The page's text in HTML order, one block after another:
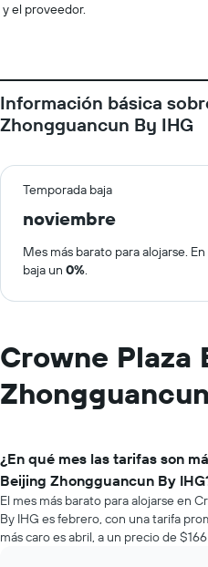
y el proveedor.
Información básica
Zhongguancun By IHG
Temporada baja
noviembre
Mes más barato para alojarse.
baja un 0%.
Crowne Plaza
¿En qué mes las tarifas son
Beijing Zhongguancun By
El mes más barato para alojarse en
By IHG es febrero, con una tarifa
más caro es abril, a un precio de